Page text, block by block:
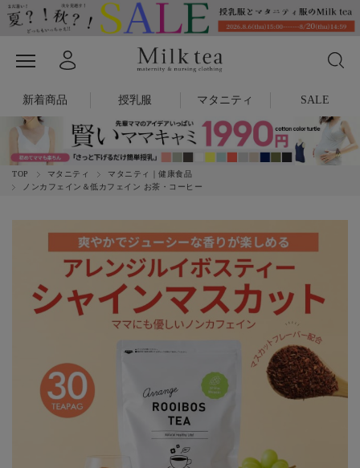
新着商品 授乳服 マタニティ SALE
TOP マタニティ
マタニティ｜健康食品
ノンカフェイン＆低カフェイン お茶・コーヒー